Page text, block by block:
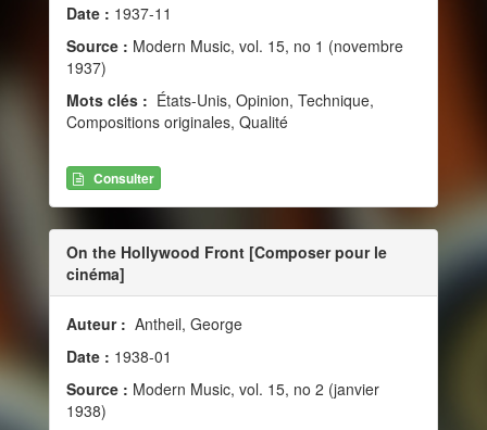
Date : 1937-11
Source : Modern Music, vol. 15, no 1 (novembre
1937)
Mots clés : États-Unis, Opinion, Technique,
Compositions originales, Qualité
Consulter
On the Hollywood Front [Composer pour le
cinéma]
Auteur : Antheil, George
Date : 1938-01
Source : Modern Music, vol. 15, no 2 (janvier
1938)